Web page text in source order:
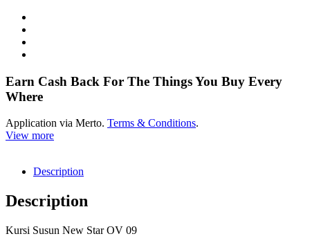
Earn Cash Back For The Things You Buy Every
Where
Application via Merto. Terms & Conditions.
View more
Description
Description
Kursi Susun New Star OV 09